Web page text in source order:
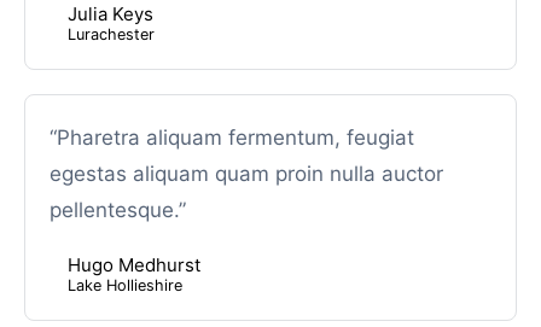
Julia Keys
Lurachester
“Pharetra aliquam fermentum, feugiat
egestas aliquam quam proin nulla auctor
pellentesque.”
Hugo Medhurst
Lake Hollieshire